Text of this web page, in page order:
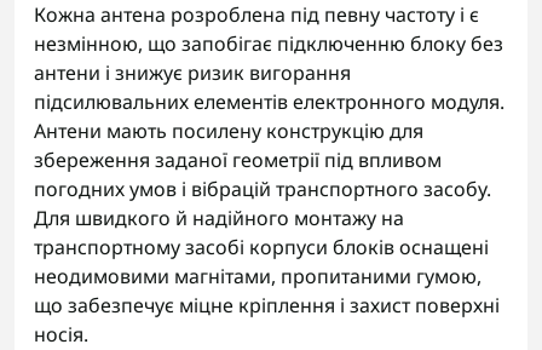
Кожна антена розроблена під певну частоту і є
незмінною, що запобігає підключенню блоку без
антени і знижує ризик вигорання
підсилювальних елементів електронного модуля.
Антени мають посилену конструкцію для
збереження заданої геометрії під впливом
погодних умов і вібрацій транспортного засобу.
Для швидкого й надійного монтажу на
транспортному засобі корпуси блоків оснащені
неодимовими магнітами, пропитаними гумою,
що забезпечує міцне кріплення і захист поверхні
носія.